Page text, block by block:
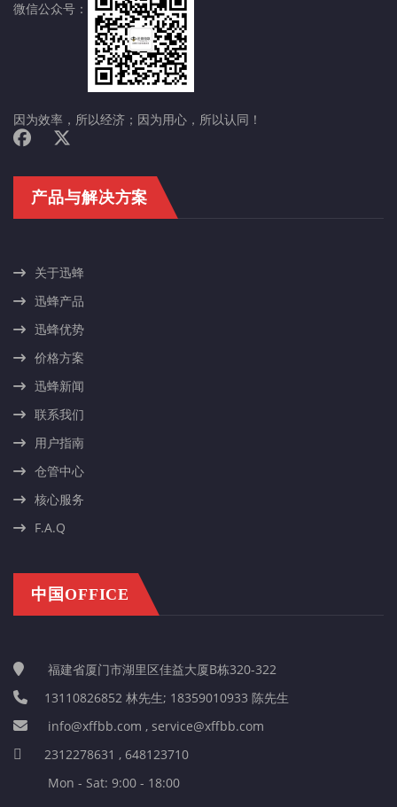
微信公众号：
因为效率，所以经济；因为用心，所以认同！
产品与解决方案
关于迅蜂
迅蜂产品
迅蜂优势
价格方案
迅蜂新闻
联系我们
用户指南
仓管中心
核心服务
F.A.Q
中国OFFICE
福建省厦门市湖里区佳益大厦B栋320-322
13110826852 林先生; 18359010933 陈先生
info@xffbb.com , service@xffbb.com
2312278631 , 648123710
Mon - Sat: 9:00 - 18:00